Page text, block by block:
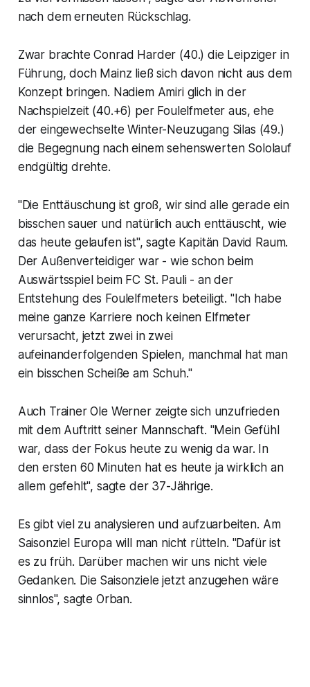
nach dem erneuten Rückschlag.
Zwar brachte Conrad Harder (40.) die Leipziger in
Führung, doch Mainz ließ sich davon nicht aus dem
Konzept bringen. Nadiem Amiri glich in der
Nachspielzeit (40.+6) per Foulelfmeter aus, ehe
der eingewechselte Winter-Neuzugang Silas (49.)
die Begegnung nach einem sehenswerten Sololauf
endgültig drehte.
"Die Enttäuschung ist groß, wir sind alle gerade ein
bisschen sauer und natürlich auch enttäuscht, wie
das heute gelaufen ist", sagte Kapitän David Raum.
Der Außenverteidiger war - wie schon beim
Auswärtsspiel beim FC St. Pauli - an der
Entstehung des Foulelfmeters beteiligt. "Ich habe
meine ganze Karriere noch keinen Elfmeter
verursacht, jetzt zwei in zwei
aufeinanderfolgenden Spielen, manchmal hat man
ein bisschen Scheiße am Schuh."
Auch Trainer Ole Werner zeigte sich unzufrieden
mit dem Auftritt seiner Mannschaft. "Mein Gefühl
war, dass der Fokus heute zu wenig da war. In
den ersten 60 Minuten hat es heute ja wirklich an
allem gefehlt", sagte der 37-Jährige.
Es gibt viel zu analysieren und aufzuarbeiten. Am
Saisonziel Europa will man nicht rütteln. "Dafür ist
es zu früh. Darüber machen wir uns nicht viele
Gedanken. Die Saisonziele jetzt anzugehen wäre
sinnlos", sagte Orban.